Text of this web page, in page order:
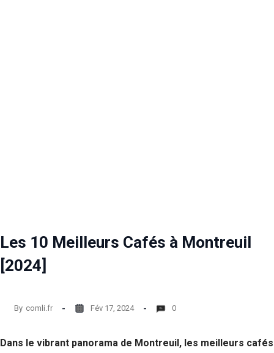
Les 10 Meilleurs Cafés à Montreuil
[2024]
By comli.fr Fév 17, 2024 0
Dans le vibrant panorama de Montreuil, les meilleurs cafés